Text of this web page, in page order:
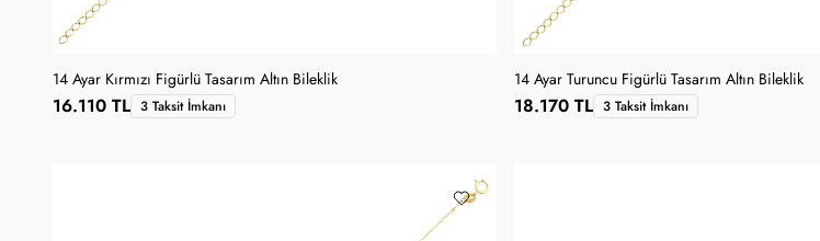
14 Ayar Kırmızı Figürlü Tasarım Altın Bileklik
16.110 TL 3 Taksit İmkanı
14 Ayar Turuncu Figürlü Tasarım Altın Bileklik
18.170 TL 3 Taksit İmkanı